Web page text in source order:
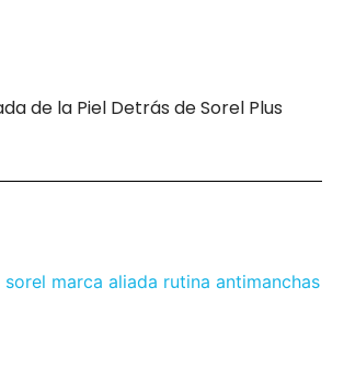
de la Piel Detrás de Sorel Plus